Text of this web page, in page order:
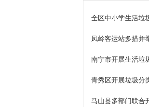
全区中小学生活垃
凤岭客运站多措并
南宁市开展生活垃
青秀区开展垃圾分
马山县多部门联合